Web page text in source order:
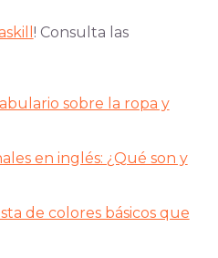
! Consulta las
sobre la ropa y
en inglés: ¿Qué son y
de colores básicos que